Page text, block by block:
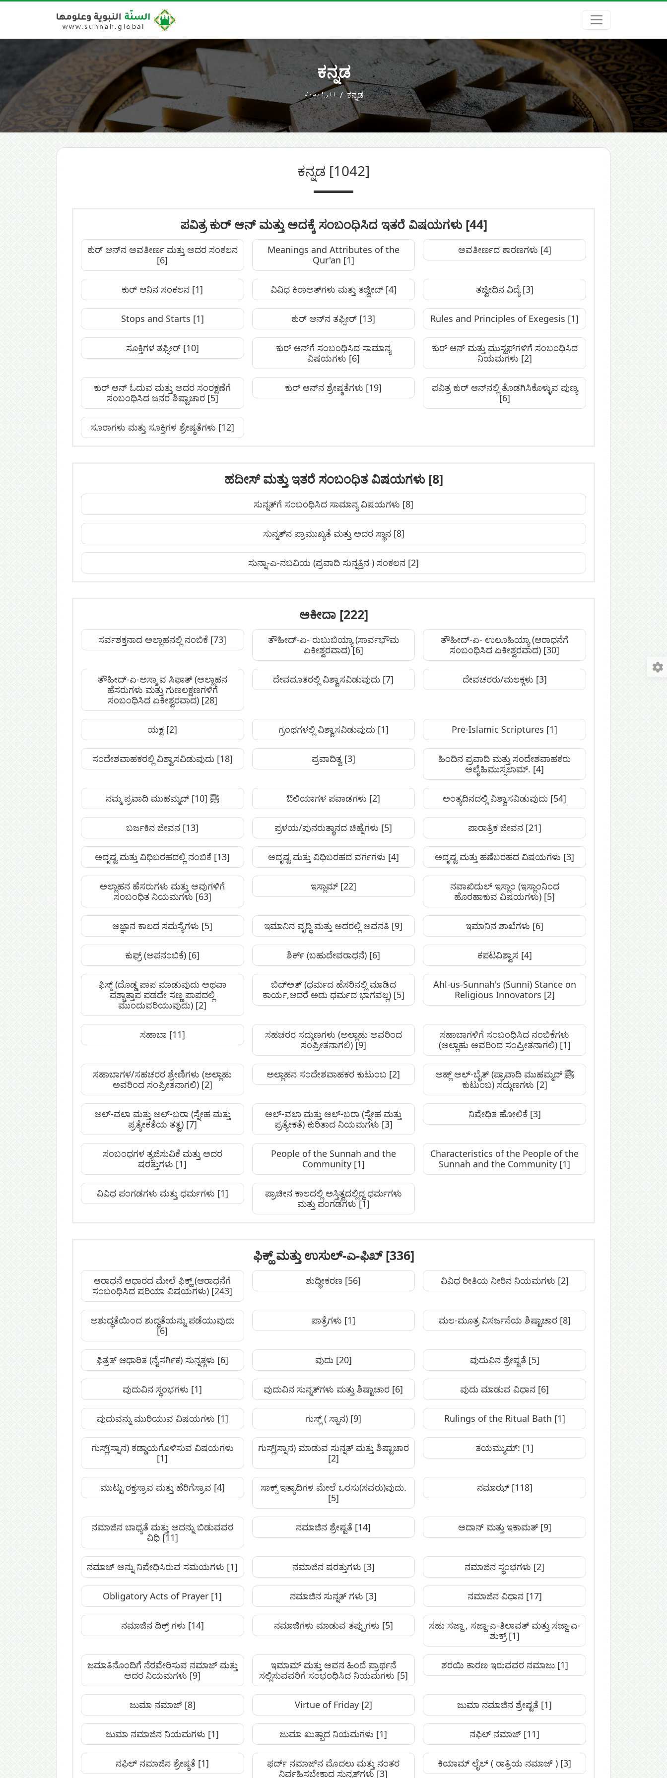
ಕನ್ನಡ
الرئيسية ಕನ್ನಡ
ಕನ್ನಡ [1042]
ಪವಿತ್ರ ಕುರ್ ಆನ್ ಮತ್ತು ಅದಕ್ಕೆ ಸಂಬಂಧಿಸಿದ ಇತರೆ ವಿಷಯಗಳು[44]
ಕುರ್ ಆನ್‌ನ ಅವತೀರ್ಣ ಮತ್ತು ಅದರ ಸಂಕಲನ
[6]
Meanings and Attributes of the
Qur'an [1]
ಅವತೀರ್ಣದ ಕಾರಣಗಳು [4]
ಕುರ್ ಆನಿನ ಸಂಕಲನ [1] ವಿವಿಧ ಕಿರಾಅತ್‌ಗಳು ಮತ್ತು ತಜ್ವೀದ್[4] ತಜ್ವೀದಿನ ವಿದ್ಯೆ[3]
Stops and Starts [1] ಕುರ್ ಆನ್‌ನ ತಫ್ಸೀರ್ [13] Rules and Principles of Exegesis [1]
ಸೂಕ್ತಿಗಳ ತಫ್ಸೀರ್[10]
ಕುರ್ ಆನ್‌ಗೆ ಸಂಬಂಧಿಸಿದ ಸಾಮಾನ್ಯ
ವಿಷಯಗಳು [6]
ಕುರ್ ಆನ್ ಮತ್ತು ಮುಸ್ಹಫ್‌ಗಳಿಗೆ ಸಂಬಂಧಿಸಿದ
ನಿಯಮಗಳು [2]
ಕುರ್ ಆನ್ ಓದುವ ಮತ್ತು ಅದರ ಸಂರಕ್ಷಣೆಗೆ
ಸಂಬಂಧಿಸಿದ ಜನರ ಶಿಷ್ಟಾಚಾರ[5]
ಕುರ್ ಆನ್‌ನ ಶ್ರೇಷ್ಠತೆಗಳು [19]
ಪವಿತ್ರ ಕುರ್ ಆನ್‌ನಲ್ಲಿ ತೊಡಗಿಸಿಕೊಳ್ಳುವ ಪುಣ್ಯ
[6]
ಸೂರಾಗಳು ಮತ್ತು ಸೂಕ್ತಿಗಳ ಶ್ರೇಷ್ಠತೆಗಳು [12]
ಹದೀಸ್ ಮತ್ತು ಇತರೆ ಸಂಬಂಧಿತ ವಿಷಯಗಳು[8]
ಸುನ್ನತ್‌ಗೆ ಸಂಬಂಧಿಸಿದ ಸಾಮಾನ್ಯ ವಿಷಯಗಳು [8]
ಸುನ್ನತ್‌ನ ಪ್ರಾಮುಖ್ಯತೆ ಮತ್ತು ಅದರ ಸ್ಥಾನ[8]
ಸುನ್ನಾ-ಎ-ನಬವಿಯ (ಪ್ರವಾದಿ ಸುನ್ನತ್ತಿನ ) ಸಂಕಲನ [2]
ಅಕೀದಾ[222]
ಸರ್ವಶಕ್ತನಾದ ಅಲ್ಲಾಹನಲ್ಲಿ ನಂಬಿಕೆ [73]
ತೌಹೀದ್‌-ಏ- ರುಬುಬಿಯ್ಯಾ (ಸಾರ್ವಭೌಮ
ಏಕೀಶ್ವರವಾದ)[6]
ತೌಹೀದ್‌-ಏ- ಉಲೂಹಿಯ್ಯಾ (ಆರಾಧನೆಗೆ
ಸಂಬಂಧಿಸಿದ ಏಕೀಶ್ವರವಾದ) [30]
ತೌಹೀದ್-ಏ-ಅಸ್ಮಾ ವ ಸಿಫಾತ್‌ (ಅಲ್ಲಾಹನ
ಹೆಸರುಗಳು ಮತ್ತು ಗುಣಲಕ್ಷಣಗಳಿಗೆ
ಸಂಬಂಧಿಸಿದ ಏಕೀಶ್ವರವಾದ)[28]
ದೇವದೂತರಲ್ಲಿ ವಿಶ್ವಾಸವಿಡುವುದು [7] ದೇವಚರರು/ಮಲಕ್ಗಳು [3]
ಯಕ್ಷ [2] ಗ್ರಂಥಗಳಲ್ಲಿ ವಿಶ್ವಾಸವಿಡುವುದು [1] Pre-Islamic Scriptures [1]
ಸಂದೇಶವಾಹಕರಲ್ಲಿ ವಿಶ್ವಾಸವಿಡುವುದು [18] ಪ್ರವಾದಿತ್ವ [3]
ಹಿಂದಿನ ಪ್ರವಾದಿ ಮತ್ತು ಸಂದೇಶವಾಹಕರು
ಅಲೈಹಿಮುಸ್ಸಲಾಮ್. [4]
ನಮ್ಮ ಪ್ರವಾದಿ ಮುಹಮ್ಮದ್‌ ﷺ[10] ಔಲಿಯಾಗಳ ಪವಾಡಗಳು [2] ಅಂತ್ಯದಿನದಲ್ಲಿ ವಿಶ್ವಾಸವಿಡುವುದು [54]
ಬರ್ಜಕಿನ ಜೀವನ [13] ಪ್ರಳಯ/ಪುನರುತ್ಥಾನದ ಚಿಹ್ನೆಗಳು [5] ಪಾರಾತ್ರಿಕ ಜೀವನ[21]
ಅದೃಷ್ಟ ಮತ್ತು ವಿಧಿಬರಹದಲ್ಲಿ ನಂಬಿಕೆ [13] ಅದೃಷ್ಟ ಮತ್ತು ವಿಧಿಬರಹದ ವರ್ಗಗಳು [4] ಅದೃಷ್ಟ ಮತ್ತು ಹಣೆಬರಹದ ವಿಷಯಗಳು [3]
ಅಲ್ಲಾಹನ ಹೆಸರುಗಳು ಮತ್ತು ಅವುಗಳಿಗೆ
ಸಂಬಂಧಿತ ನಿಯಮಗಳು [63]
ಇಸ್ಲಾಮ್[22]
ನವಾಖಿದುಲ್‌ ಇಸ್ಲಾಂ (ಇಸ್ಲಾಂನಿಂದ
ಹೊರಹಾಕುವ ವಿಷಯಗಳು) [5]
ಅಜ್ಞಾನ ಕಾಲದ ಸಮಸ್ಯೆಗಳು [5] ಇಮಾನಿನ ವೃದ್ಧಿ ಮತ್ತು ಅದರಲ್ಲಿ ಅವನತಿ [9] ಇಮಾನಿನ ಶಾಖೆಗಳು [6]
ಕುಫ್ರ್ (ಅಪನಂಬಿಕೆ) [6] ಶಿರ್ಕ್ (ಬಹುದೇವರಾಧನೆ) [6] ಕಪಟವಿಶ್ವಾಸ [4]
ಫಿಸ್ಕ್ (ದೊಡ್ಡ ಪಾಪ ಮಾಡುವುದು ಅಥವಾ
ಪಶ್ಚಾತ್ತಾಪ ಪಡದೇ ಸಣ್ಣ ಪಾಪದಲ್ಲಿ
ಮುಂದುವರಿಯುವುದು) [2]
ಬಿದ್ಅತ್ (ಧರ್ಮದ ಹೆಸರಿನಲ್ಲಿ ಮಾಡಿದ
ಕಾರ್ಯ,ಆದರೆ ಅದು ಧರ್ಮದ ಭಾಗವಲ್ಲ)[5]
Ahl-us-Sunnah's (Sunni) Stance on
Religious Innovators [2]
ಸಹಾಬಾ [11]
ಸಹಚರರ ಸದ್ಗುಣಗಳು (ಅಲ್ಲಾಹು ಅವರಿಂದ
ಸಂಪ್ರೀತನಾಗಲಿ)[9]
ಸಹಾಬಾಗಳಿಗೆ ಸಂಬಂಧಿಸಿದ ನಂಬಿಕೆಗಳು
(ಅಲ್ಲಾಹು ಅವರಿಂದ ಸಂಪ್ರೀತನಾಗಲಿ)[1]
ಸಹಾಬಾಗಳ/ಸಹಚರರ ಶ್ರೇಣಿಗಳು (ಅಲ್ಲಾಹು
ಅವರಿಂದ ಸಂಪ್ರೀತನಾಗಲಿ)[2]
ಅಲ್ಲಾಹನ ಸಂದೇಶವಾಹಕರ ಕುಟುಂಬ [2]
ಅಹ್ಲ್ ಅಲ್-ಬೈತ್ (ಪ್ರಾವಾದಿ ಮುಹಮ್ಮದ್‌ ﷺ
ಕುಟುಂಬ) ಸದ್ಗುಣಗಳು [2]
ಅಲ್-ವಲಾ ಮತ್ತು ಅಲ್-ಬರಾ (ಸ್ನೇಹ ಮತ್ತು
ಪ್ರತ್ಯೇಕತೆಯ ತತ್ವ)[7]
ಅಲ್-ವಲಾ ಮತ್ತು ಅಲ್-ಬರಾ (ಸ್ನೇಹ ಮತ್ತು
ಪ್ರತ್ಯೇಕತೆ) ಕುರಿತಾದ ನಿಯಮಗಳು [3]
ನಿಷೇಧಿತ ಹೋಲಿಕೆ[3]
ಸಂಬಂಧಗಳ ತ್ಯಜಿಸುವಿಕೆ ಮತ್ತು ಅದರ
ಷರತ್ತುಗಳು [1]
People of the Sunnah and the
Community[1]
Characteristics of the People of the
Sunnah and the Community [1]
ವಿವಿಧ ಪಂಗಡಗಳು ಮತ್ತು ಧರ್ಮಗಳು [1]
ಪ್ರಾಚೀನ ಕಾಲದಲ್ಲಿ ಅಸ್ತಿತ್ವದಲ್ಲಿದ್ದ ಧರ್ಮಗಳು
ಮತ್ತು ಪಂಗಡಗಳು[1]
ಫಿಕ್ಹ್ ಮತ್ತು ಉಸುಲ್-ಎ-ಫಿಖ್[336]
ಆರಾಧನೆ ಆಧಾರದ ಮೇಲೆ ಫಿಕ್ಹ್ (ಆರಾಧನೆಗೆ
ಸಂಬಂಧಿಸಿದ ಷರಿಯಾ ವಿಷಯಗಳು) [243]
ಶುದ್ಧೀಕರಣ [56] ವಿವಿಧ ರೀತಿಯ ನೀರಿನ ನಿಯಮಗಳು [2]
ಅಶುದ್ಧತೆಯಿಂದ ಶುದ್ಧತೆಯನ್ನು ಪಡೆಯುವುದು
[6]
ಪಾತ್ರೆಗಳು [1] ಮಲ-ಮೂತ್ರ ವಿಸರ್ಜನೆಯ ಶಿಷ್ಟಾಚಾರ[8]
ಫಿತ್ರತ್ ಆಧಾರಿತ (ನೈಸರ್ಗಿಕ) ಸುನ್ನತ್ಗಳು [6] ವುದು [20] ವುದುವಿನ ಶ್ರೇಷ್ಟತೆ [5]
ವುದುವಿನ ಸ್ಥಂಭಗಳು [1] ವುದುವಿನ ಸುನ್ನತ್‌ಗಳು ಮತ್ತು ಶಿಷ್ಟಾಚಾರ [6] ವುದು ಮಾಡುವ ವಿಧಾನ [6]
ವುದುವನ್ನು ಮುರಿಯುವ ವಿಷಯಗಳು [1] ಗುಸ್ಲ್ ( ಸ್ನಾನ) [9] Rulings of the Ritual Bath [1]
ಗುಸ್ಲ್(ಸ್ನಾನ) ಕಡ್ಡಾಯಗೊಳಿಸುವ ವಿಷಯಗಳು
[1]
ಗುಸ್ಲ್(ಸ್ನಾನ) ಮಾಡುವ ಸುನ್ನತ್‌ ಮತ್ತು ಶಿಷ್ಟಾಚಾರ
[2]
ತಯಮ್ಮುಮ್: [1]
ಮುಟ್ಟು ರಕ್ತಸ್ರಾವ ಮತ್ತು ಹೆರಿಗೆಸ್ರಾವ [4]
ಸಾಕ್ಸ್ ಇತ್ಯಾದಿಗಳ ಮೇಲೆ ಒರಸು(ಸವರು)ವುದು.
[5]
ನಮಾಝ್[118]
ನಮಾಜಿನ ಬಾಧ್ಯತೆ ಮತ್ತು ಅದನ್ನು ಬಿಡುವವರ
ವಿಧಿ[11]
ನಮಾಜಿನ ಶ್ರೇಷ್ಟತೆ [14] ಅದಾನ್‌ ಮತ್ತು ಇಕಾಮತ್[9]
ನಮಾಜ್ ಅನ್ನು ನಿಷೇಧಿಸಿರುವ ಸಮಯಗಳು [1] ನಮಾಜಿನ ಷರತ್ತುಗಳು [3] ನಮಾಜಿನ ಸ್ಥಂಭಗಳು [2]
Obligatory Acts of Prayer [1] ನಮಾಜಿನ ಸುನ್ನತ್‌ ಗಳು [3] ನಮಾಜಿನ ವಿಧಾನ[17]
ನಮಾಜಿನ ದಿಕ್ರ್‌ ಗಳು [14] ನಮಾಜಿಗಳು ಮಾಡುವ ತಪ್ಪುಗಳು [5]
ಸಹು ಸಜ್ದಾ , ಸಜ್ದಾ-ಎ-ತಿಲಾವತ್ ಮತ್ತು ಸಜ್ದಾ-ಎ-
ಶುಕ್ರ್[1]
ಜಮಾತಿನೊಂದಿಗೆ ನೆರವೇರಿಸುವ ನಮಾಜ್‌ ಮತ್ತು
ಅದರ ನಿಯಮಗಳು [9]
ಇಮಾಮ್ ಮತ್ತು ಅವನ ಹಿಂದೆ ಪ್ರಾರ್ಥನೆ
ಸಲ್ಲಿಸುವವರಿಗೆ ಸಂಭಂಧಿಸಿದ ನಿಯಮಗಳು [5]
ಶರಯಿ ಕಾರಣ ಇರುವವರ ನಮಾಜು[1]
ಜುಮಾ ನಮಾಜ್[8] Virtue of Friday[2] ಜುಮಾ ನಮಾಜಿನ ಶ್ರೇಷ್ಟತೆ [1]
ಜುಮಾ ನಮಾಜಿನ ನಿಯಮಗಳು [1] ಜುಮಾ ಖುತ್ಬಾದ ನಿಯಮಗಳು [1] ನಫಿಲ್‌ ನಮಾಜ್ [11]
ನಫಿಲ್‌ ನಮಾಜಿನ ಶ್ರೇಷ್ಠತೆ [1]
ಫರ್ದ್ ನಮಾಜ್‌ನ ಮೊದಲು ಮತ್ತು ನಂತರ
ನಿರ್ವಹಿಸಬೇಕಾದ ಸುನ್ನತ್‌ಗಳು[3]
ಕಿಯಾಮ್‌ ಲೈಲ್‌ ( ರಾತ್ರಿಯ ನಮಾಜ್‌ ) [3]